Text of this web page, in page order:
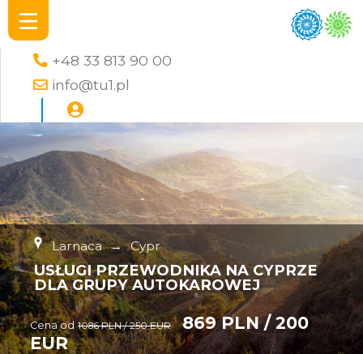
+48 33 813 90 00
info@tu1.pl
Larnaca → Cypr
USŁUGI PRZEWODNIKA NA CYPRZE
DLA GRUPY AUTOKAROWEJ
Cena od 1086 PLN / 250 EUR
869 PLN / 200
EUR